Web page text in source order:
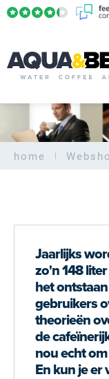
home
Jaarlijks
zo'n 148
het
gebruikers
theorieën
de
nou echt
En kun je er